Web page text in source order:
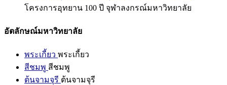
โครงการอุทยาน 100 ปี จุฬาลงกรณ์มหาวิทยาลัย
อัตลักษณ์มหาวิทยาลัย
พระเกี้ยว พระเกี้ยว
สีชมพู สีชมพู
ต้นจามจุรี ต้นจามจุรี